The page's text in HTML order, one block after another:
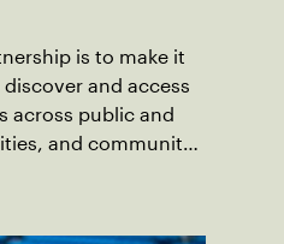
is to make it
and access
across public and
and community